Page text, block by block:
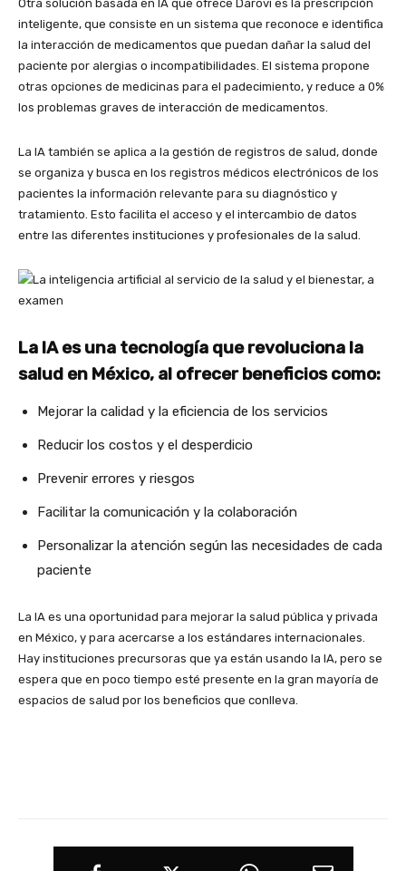
Otra solución basada en IA que ofrece Darovi es la prescripción
inteligente, que consiste en un sistema que reconoce e identifica
la interacción de medicamentos que puedan dañar la salud del
paciente por alergias o incompatibilidades. El sistema propone
otras opciones de medicinas para el padecimiento, y reduce a 0%
los problemas graves de interacción de medicamentos.
La IA también se aplica a la gestión de registros de salud, donde
se organiza y busca en los registros médicos electrónicos de los
pacientes la información relevante para su diagnóstico y
tratamiento. Esto facilita el acceso y el intercambio de datos
entre las diferentes instituciones y profesionales de la salud.
La IA es una tecnología que revoluciona la
salud en México, al ofrecer beneficios como:
Mejorar la calidad y la eficiencia de los servicios
Reducir los costos y el desperdicio
Prevenir errores y riesgos
Facilitar la comunicación y la colaboración
Personalizar la atención según las necesidades de cada
paciente
La IA es una oportunidad para mejorar la salud pública y privada
en México, y para acercarse a los estándares internacionales.
Hay instituciones precursoras que ya están usando la IA, pero se
espera que en poco tiempo esté presente en la gran mayoría de
espacios de salud por los beneficios que conlleva.